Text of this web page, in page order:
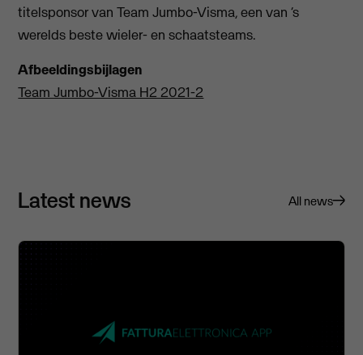
titelsponsor van Team Jumbo-Visma, een van ‘s
werelds beste wieler- en schaatsteams.
Afbeeldingsbijlagen
Team Jumbo-Visma H2 2021-2
Latest news All news